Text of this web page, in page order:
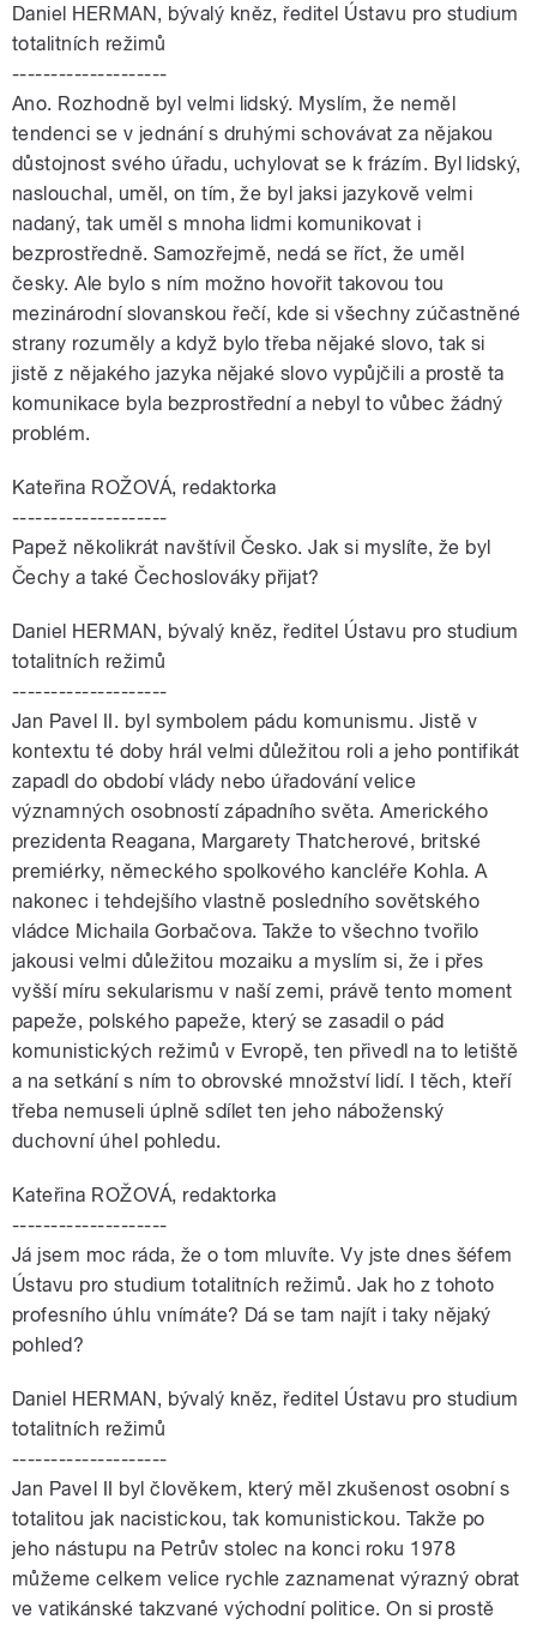
Daniel HERMAN, bývalý kněz, ředitel Ústavu pro studium
totalitních režimů
--------------------
Ano. Rozhodně byl velmi lidský. Myslím, že neměl
tendenci se v jednání s druhými schovávat za nějakou
důstojnost svého úřadu, uchylovat se k frázím. Byl lidský,
naslouchal, uměl, on tím, že byl jaksi jazykově velmi
nadaný, tak uměl s mnoha lidmi komunikovat i
bezprostředně. Samozřejmě, nedá se říct, že uměl
česky. Ale bylo s ním možno hovořit takovou tou
mezinárodní slovanskou řečí, kde si všechny zúčastněné
strany rozuměly a když bylo třeba nějaké slovo, tak si
jistě z nějakého jazyka nějaké slovo vypůjčili a prostě ta
komunikace byla bezprostřední a nebyl to vůbec žádný
problém.
Kateřina ROŽOVÁ, redaktorka
--------------------
Papež několikrát navštívil Česko. Jak si myslíte, že byl
Čechy a také Čechoslováky přijat?
Daniel HERMAN, bývalý kněz, ředitel Ústavu pro studium
totalitních režimů
--------------------
Jan Pavel II. byl symbolem pádu komunismu. Jistě v
kontextu té doby hrál velmi důležitou roli a jeho pontifikát
zapadl do období vlády nebo úřadování velice
významných osobností západního světa. Amerického
prezidenta Reagana, Margarety Thatcherové, britské
premiérky, německého spolkového kancléře Kohla. A
nakonec i tehdejšího vlastně posledního sovětského
vládce Michaila Gorbačova. Takže to všechno tvořilo
jakousi velmi důležitou mozaiku a myslím si, že i přes
vyšší míru sekularismu v naší zemi, právě tento moment
papeže, polského papeže, který se zasadil o pád
komunistických režimů v Evropě, ten přivedl na to letiště
a na setkání s ním to obrovské množství lidí. I těch, kteří
třeba nemuseli úplně sdílet ten jeho náboženský
duchovní úhel pohledu.
Kateřina ROŽOVÁ, redaktorka
--------------------
Já jsem moc ráda, že o tom mluvíte. Vy jste dnes šéfem
Ústavu pro studium totalitních režimů. Jak ho z tohoto
profesního úhlu vnímáte? Dá se tam najít i taky nějaký
pohled?
Daniel HERMAN, bývalý kněz, ředitel Ústavu pro studium
totalitních režimů
--------------------
Jan Pavel II byl člověkem, který měl zkušenost osobní s
totalitou jak nacistickou, tak komunistickou. Takže po
jeho nástupu na Petrův stolec na konci roku 1978
můžeme celkem velice rychle zaznamenat výrazný obrat
ve vatikánské takzvané východní politice. On si prostě